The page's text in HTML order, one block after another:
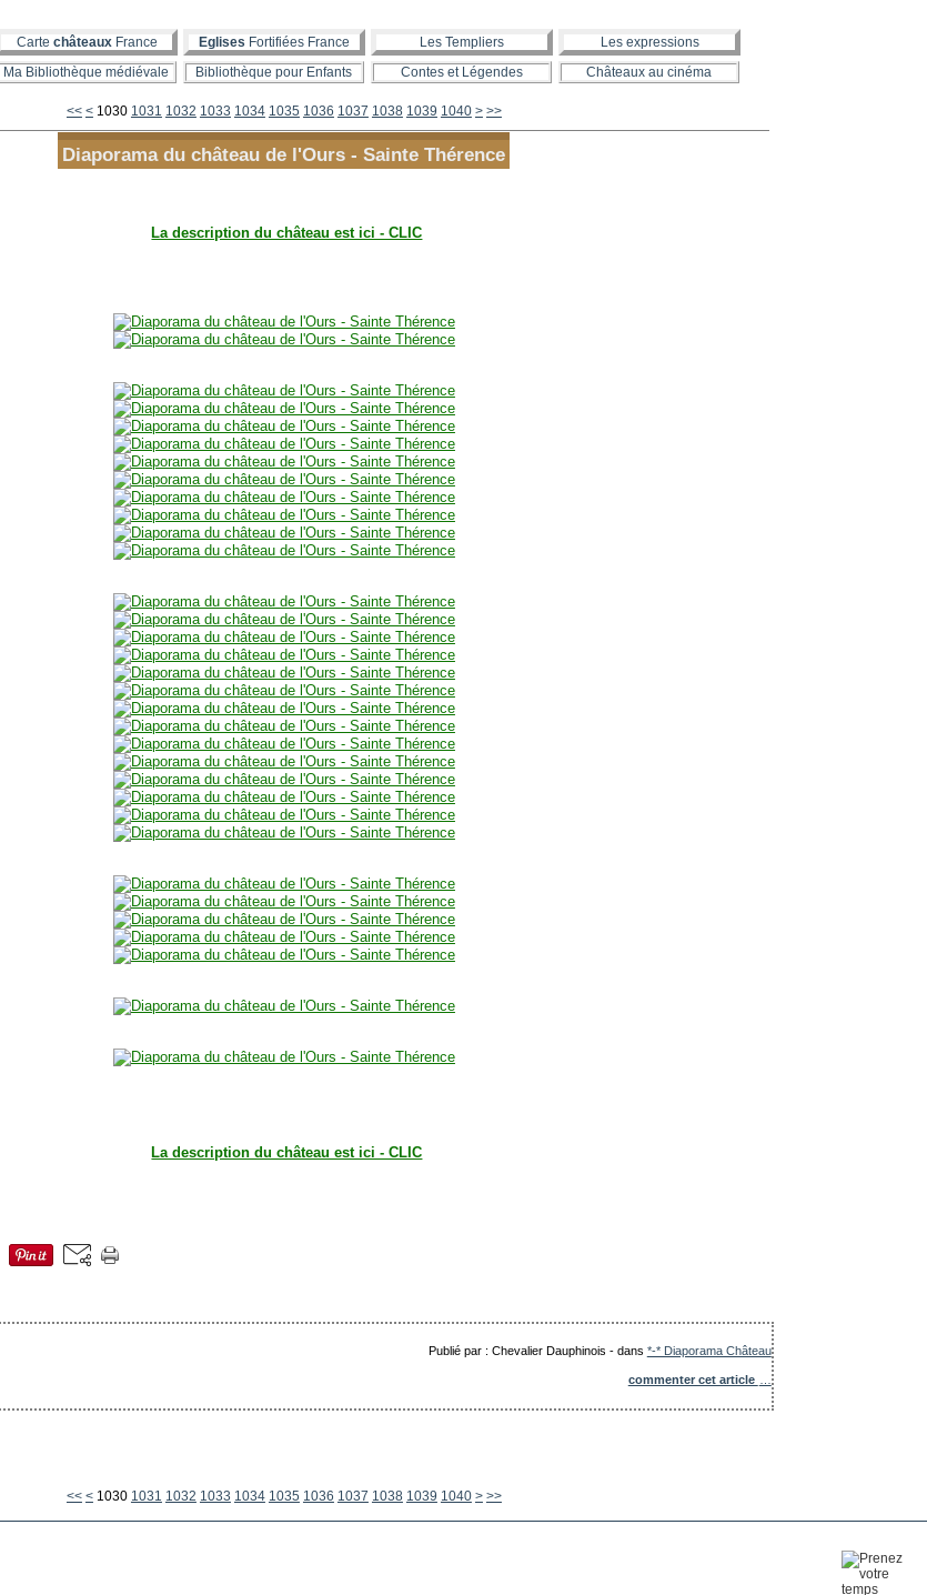
Carte châteauxFrance Eglises Fortifiées France Les Templiers
Les expressions
Ma Bibliothèque médiévale Bibliothèque pour Enfants Contes et Légendes Châteaux au cinéma
<< < 1000
1010
1020
1030 1031 1032 1033 1034 1035 1036 1037 1038 1039 1040 1050
> >>
Diaporama du château de l'Ours - Sainte Thérence
La description du château est ici - CLIC
La description du château est ici - CLIC
Publié par : Chevalier Dauphinois -dans *-* Diaporama Château
commenter cet article
<< < 1000
1010
1020
1030 1031 1032 1033 1034 1035 1036 1037 1038 1039 1040 1050
> >>